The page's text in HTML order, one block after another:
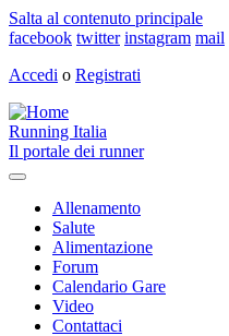
Salta al contenuto principale
facebook twitter instagram mail
Accedi o Registrati
Running Italia
Il portale dei runner
Toggle
navigationAllenamento
Salute
Alimentazione
Forum
Calendario Gare
Video
Contattaci